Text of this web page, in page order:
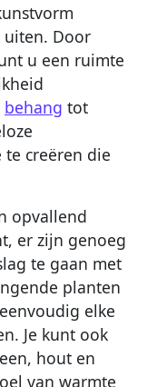
uiten. Door
u een ruimte
behang tot
creëren die
opvallend
er zijn genoeg
te gaan met
planten
elke
Je kunt ook
hout en
van warmte